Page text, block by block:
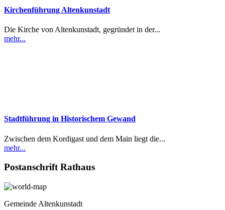
Kirchenführung Altenkunstadt
Die Kirche von Altenkunstadt, gegründet in der...
mehr...
Stadtführung in Historischem Gewand
Zwischen dem Kordigast und dem Main liegt die...
mehr...
Postanschrift Rathaus
Gemeinde Altenkunstadt